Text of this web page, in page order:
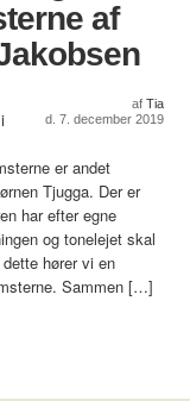
af
af Tia
d. 7. december 2019
er andet
Tjugga. Der er
har efter egne
og tonelejet skal
hører vi en
Sammen […]